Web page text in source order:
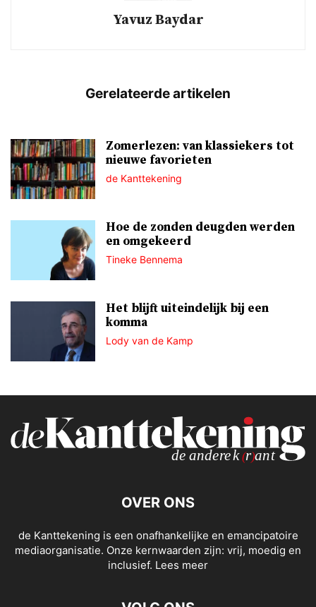
Yavuz Baydar
Zomerlezen: van klassiekers tot
nieuwe favorieten
de Kanttekening
Hoe de zonden deugden werden
en omgekeerd
Tineke Bennema
Het blijft uiteindelijk bij een
komma
Lody van de Kamp
OVER ONS
de Kanttekening is een onafhankelijke en emancipatoire
mediaorganisatie. Onze kernwaarden zijn: vrij, moedig en
inclusief. Lees meer